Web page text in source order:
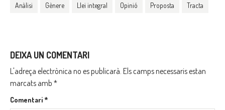
Anàlisi Gènere Llei integral Opinió Proposta Tracta
DEIXA UN COMENTARI
L'adreça electrònica no es publicarà. Els camps necessaris estan
marcats amb *
Comentari*